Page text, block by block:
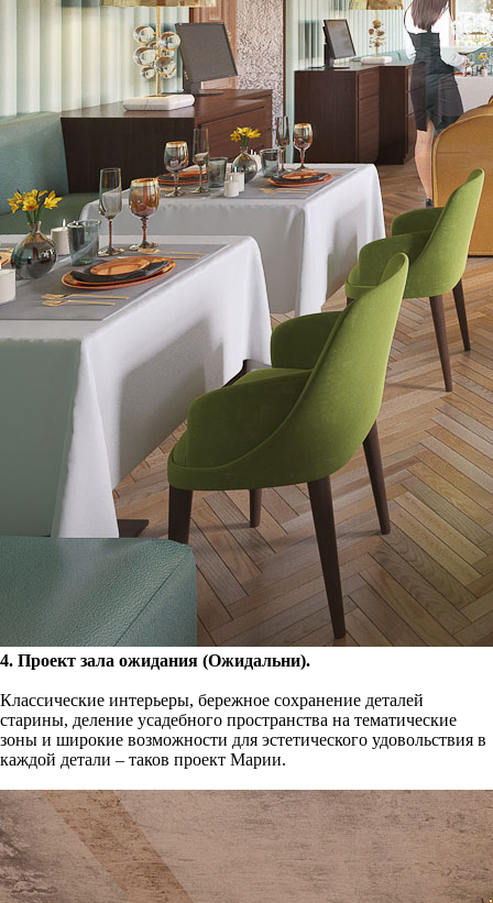
4. Проект зала ожидания (Ожидальни).
Классические интерьеры, бережное сохранение деталей
старины, деление усадебного пространства на тематические
зоны и широкие возможности для эстетического удовольствия в
каждой детали – таков проект Марии.